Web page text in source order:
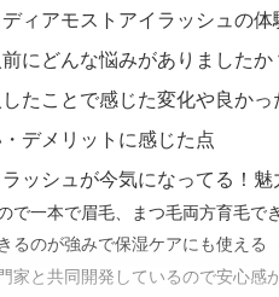
ィアモストアイラッシュの体
にどんな悩みがありましたか
たことで感じた変化や良かっ
デメリットに感じた点
ッシュが今気になってる！魅
で一本で眉毛、まつ毛両方育毛で
るのが強みで保湿ケアにも使える
家と共同開発しているので安心感